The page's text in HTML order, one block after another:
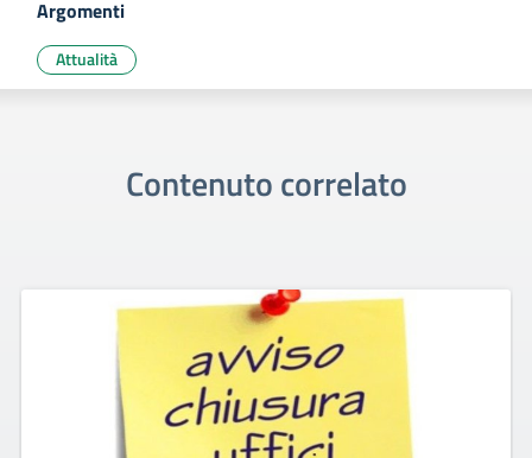
Argomenti
Attualità
Contenuto correlato